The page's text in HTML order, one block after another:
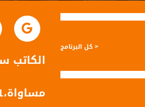
الكاتب
مساواة،27.01.21،مساواة
< كل البرنامج